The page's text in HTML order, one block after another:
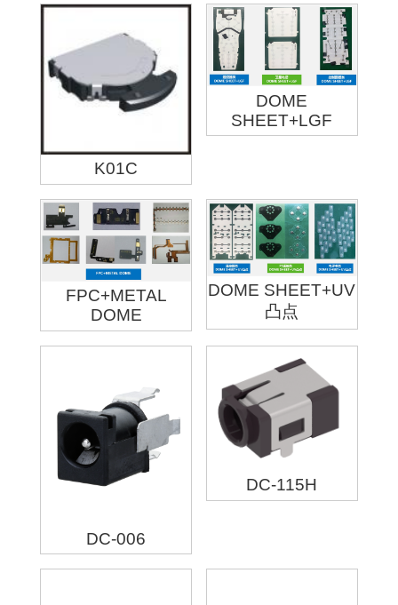
K01C
DOME
SHEET+LGF
FPC+METAL
DOME
DOME SHEET+UV
凸点
DC-006
DC-115H